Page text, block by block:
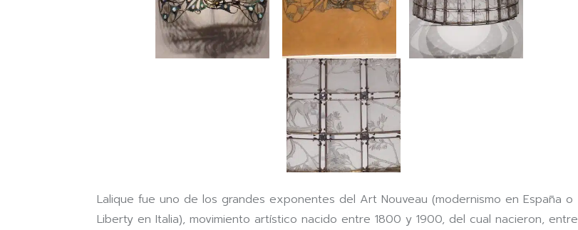
Lalique fue uno de los grandes exponentes del Art Nouveau (modernismo en España o
Liberty en Italia), movimiento artístico nacido entre 1800 y 1900, del cual nacieron, entre